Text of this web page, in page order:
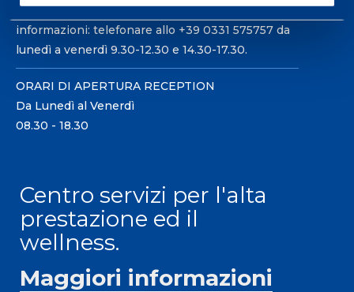
Per prenotare una visita o avere ulteriori
informazioni: telefonare allo +39 0331 575757 da
lunedì a venerdì 9.30-12.30 e 14.30-17.30.
ORARI DI APERTURA RECEPTION
Da Lunedì al Venerdì
08.30 - 18.30
Centro servizi per l'alta
prestazione ed il
wellness.
Maggiori informazioni